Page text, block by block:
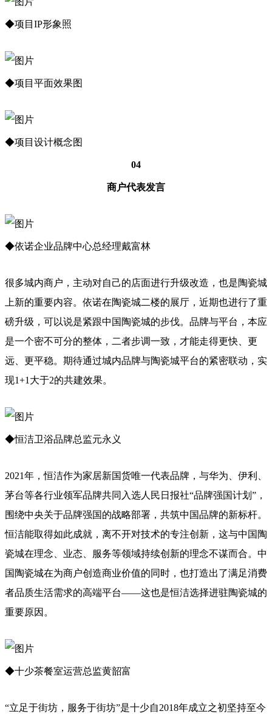
◆项目IP形象照
◆项目平面效果图
◆项目设计概念图
04
商户代表发言
◆依诺企业品牌中心总经理戴富林
很多城内商户，主动对自己的店面进行升级改造，也是陶瓷城
上新的重要内容。依诺在陶瓷城二楼的展厅，近期也进行了重
磅升级，可以说是紧跟中国陶瓷城的步伐。品牌与平台，本应
是一个密不可分的整体，二者步调一致，才能走得更快、更
远、更平稳。期待通过城内品牌与陶瓷城平台的紧密联动，实
现1+1大于2的共建效果。
◆恒洁卫浴品牌总监元永义
2021年，恒洁作为家居新国货唯一代表品牌，与华为、伊利、
茅台等各行业领军品牌共同入选人民日报社“品牌强国计划”，
围绕中央关于品牌强国的战略部署，共筑中国品牌的新标杆。
恒洁能取得如此成就，离不开对技术的专注创新，这与中国陶
瓷城在理念、业态、服务等领域持续创新的理念不谋而合。中
国陶瓷城在为商户创造商业价值的同时，也打造出了满足消费
者品质生活需求的高端平台——这也是恒洁选择进驻陶瓷城的
重要原因。
◆十少茶餐室运营总监黄韶富
“立足于街坊，服务于街坊”是十少自2018年成立之初坚持至今